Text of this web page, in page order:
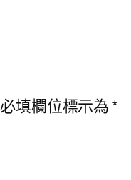
必填欄位標示為*